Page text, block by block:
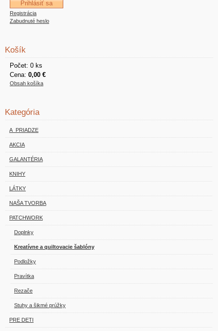
Registrácia
Zabudnuté heslo
Košík
Počet: 0 ks
Cena: 0,00 €
Obsah košíka
Kategória
A_PRIADZE
AKCIA
GALANTÉRIA
KNIHY
LÁTKY
NAŠA TVORBA
PATCHWORK
Doplnky
Kreatívne a quiltovacie šablóny
Podložky
Pravítka
Rezače
Stuhy a šikmé prúžky
PRE DETI